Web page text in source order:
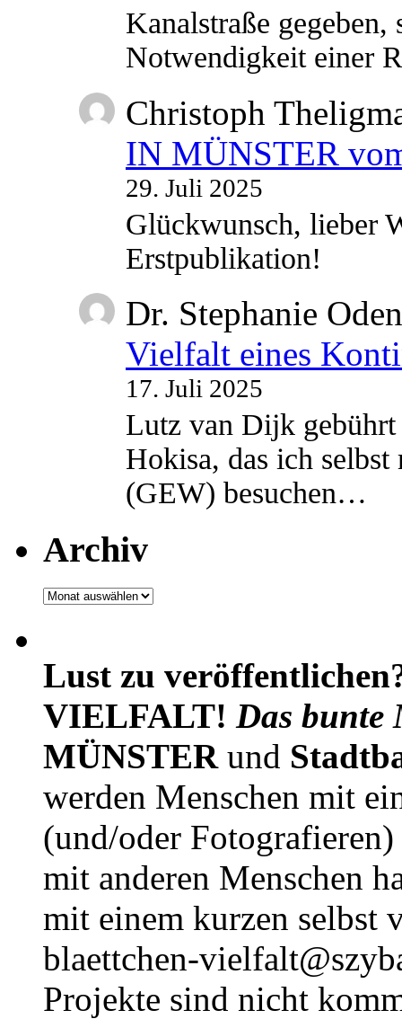
Kanalstraße
Notwendigkeit einer
Christoph
IN MÜNSTER
29. Juli 2025
Glückwunsch, lieber
Erstpublikation!
Dr. Stephanie
Vielfalt eines
17. Juli 2025
Lutz van Dijk
Hokisa, das ich
(GEW) besuchen…
Archiv
Archiv
Lust zu
VIELFALT! Das bunte
MÜNSTER und
werden Menschen mit
(und/oder
mit anderen Menschen
mit einem kurzen selbst
blaettchen-
Projekte sind nicht